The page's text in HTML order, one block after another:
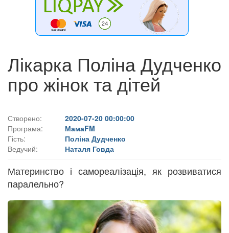
Лікарка Поліна Дудченко
про жінок та дітей
Створено:
2020-07-20 00:00:00
Програма:
МамаFM
Гість:
Поліна Дудченко
Ведучий:
Наталя Говда
Материнство і самореалізація, як розвиватися
паралельно?